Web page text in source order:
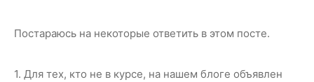
Постараюсь на некоторые ответить в этом посте.
1. Для тех, кто не в курсе, на нашем блоге объявлен